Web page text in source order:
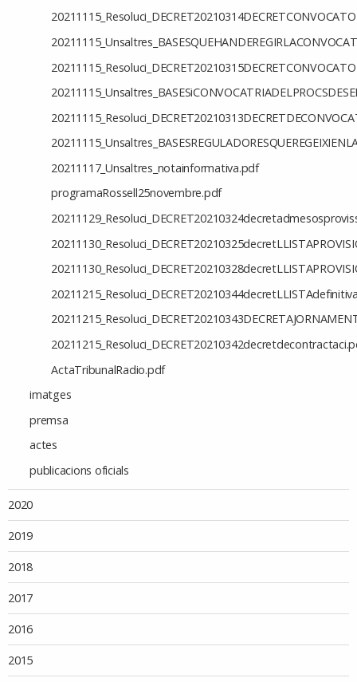
20211117_Unsaltres_notainformativa.pdf
programaRossell25novembre.pdf
ActaTribunalRadio.pdf
imatges
premsa
actes
publicacions oficials
2020
2019
2018
2017
2016
2015